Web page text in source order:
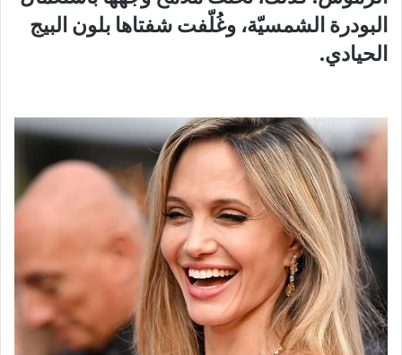
البودرة الشمسيّة، وغُلّفت شفتاها بلون البيج
الحيادي.